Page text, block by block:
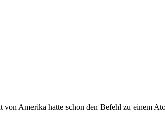
Amerika hatte schon den Befehl zu einem